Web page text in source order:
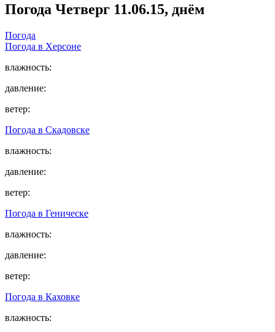
Погода Четверг 11.06.15, днём
Погода
Погода в Херсоне
влажность:
давление:
ветер:
Погода в Скадовске
влажность:
давление:
ветер:
Погода в Геническе
влажность:
давление:
ветер:
Погода в Каховке
влажность: